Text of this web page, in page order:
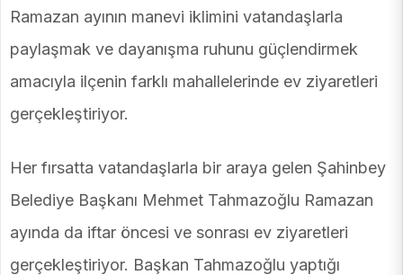
Ramazan ayının manevi iklimini vatandaşlarla
paylaşmak ve dayanışma ruhunu güçlendirmek
amacıyla ilçenin farklı mahallelerinde ev ziyaretleri
gerçekleştiriyor.
Her fırsatta vatandaşlarla bir araya gelen Şahinbey
Belediye Başkanı Mehmet Tahmazoğlu Ramazan
ayında da iftar öncesi ve sonrası ev ziyaretleri
gerçekleştiriyor. Başkan Tahmazoğlu yaptığı